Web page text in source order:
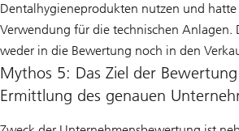
Dentalhygieneprodukten nutzen und
Verwendung für die technischen Anlagen.
weder in die Bewertung noch in den
Mythos 5: Das Ziel der
Ermittlung des genauen